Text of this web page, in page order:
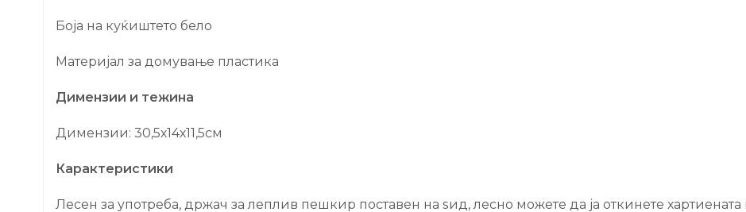
Боја на куќиштето бело
Материјал за домување пластика
Димензии и тежина
Димензии: 30,5х14х11,5см
Карактеристики
Лесен за употреба, држач за леплив пешкир поставен на ѕид, лесно можете да ја откинете